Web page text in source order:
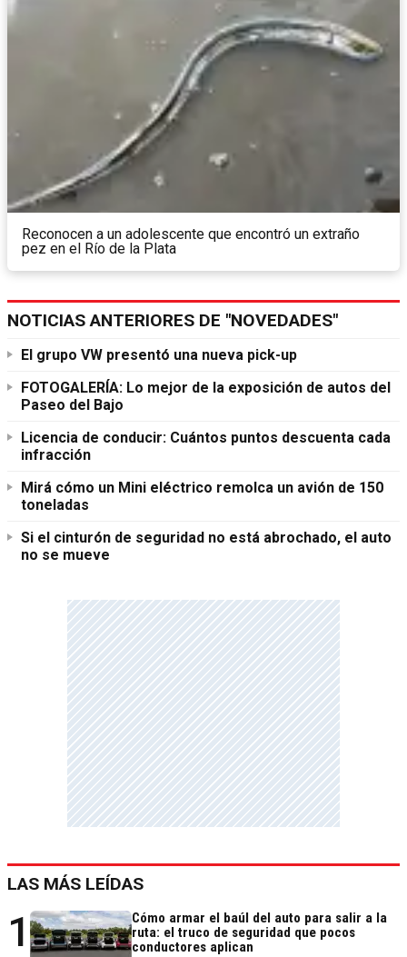
Reconocen a un adolescente que encontró un extraño
pez en el Río de la Plata
NOTICIAS ANTERIORES DE "NOVEDADES"
El grupo VW presentó una nueva pick-up
FOTOGALERÍA: Lo mejor de la exposición de autos del
Paseo del Bajo
Licencia de conducir: Cuántos puntos descuenta cada
infracción
Mirá cómo un Mini eléctrico remolca un avión de 150
toneladas
Si el cinturón de seguridad no está abrochado, el auto
no se mueve
LAS MÁS LEÍDAS
1
Cómo armar el baúl del auto para salir a la
ruta: el truco de seguridad que pocos
conductores aplican